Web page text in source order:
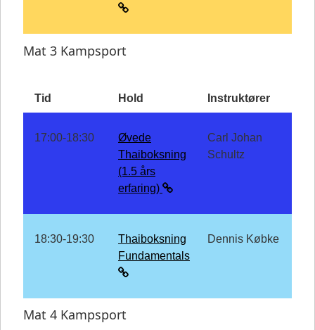
Mat 3 Kampsport
Tid Hold Instruktører
17:00-18:30
Øvede
Thaiboksning
(1.5 års
erfaring)
Carl Johan
Schultz
18:30-19:30
Thaiboksning
Fundamentals
Dennis Købke
Mat 4 Kampsport